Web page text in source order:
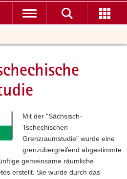
Mit der "Sächsisch-
Tschechischen
Grenzraumstudie" wurde eine
grenzübergreifend abgestimmte
gemeinsame räumliche
erstellt. Sie wurde durch das